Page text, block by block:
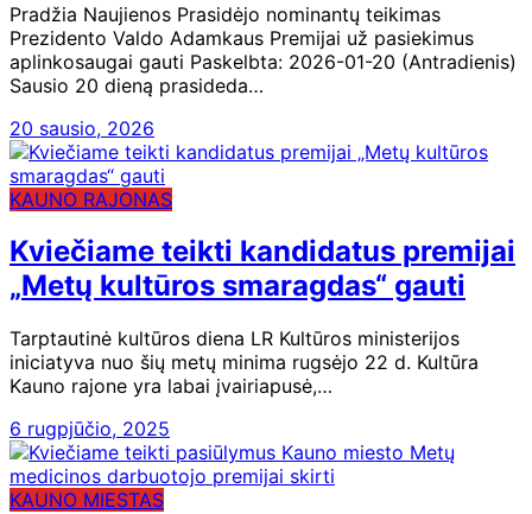
Pradžia Naujienos Prasidėjo nominantų teikimas
Prezidento Valdo Adamkaus Premijai už pasiekimus
aplinkosaugai gauti Paskelbta: 2026-01-20 (Antradienis)
Sausio 20 dieną prasideda…
20 sausio, 2026
KAUNO RAJONAS
Kviečiame teikti kandidatus premijai
„Metų kultūros smaragdas“ gauti
Tarptautinė kultūros diena LR Kultūros ministerijos
iniciatyva nuo šių metų minima rugsėjo 22 d. Kultūra
Kauno rajone yra labai įvairiapusė,…
6 rugpjūčio, 2025
KAUNO MIESTAS